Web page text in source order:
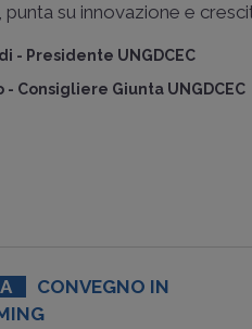
punta su innovazione e
- Presidente UNGDCEC
- Consigliere Giunta UNGDCEC
CONVEGNO IN